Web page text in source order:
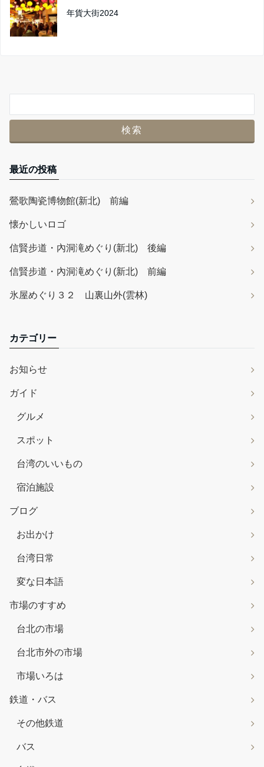
年貨大街2024
最近の投稿
鶯歌陶瓷博物館(新北) 前編
懐かしいロゴ
信賢步道・內洞滝めぐり(新北) 後編
信賢步道・內洞滝めぐり(新北) 前編
氷屋めぐり３２ 山裏山外(雲林)
カテゴリー
お知らせ
ガイド
グルメ
スポット
台湾のいいもの
宿泊施設
ブログ
お出かけ
台湾日常
変な日本語
市場のすすめ
台北の市場
台北市外の市場
市場いろは
鉄道・バス
その他鉄道
バス